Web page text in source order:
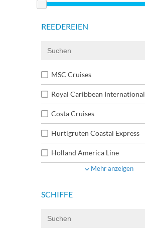
REEDEREIEN
MSC Cruises
Royal Caribbean International
Costa Cruises
Hurtigruten Coastal Express
Holland America Line
Mehr anzeigen
SCHIFFE